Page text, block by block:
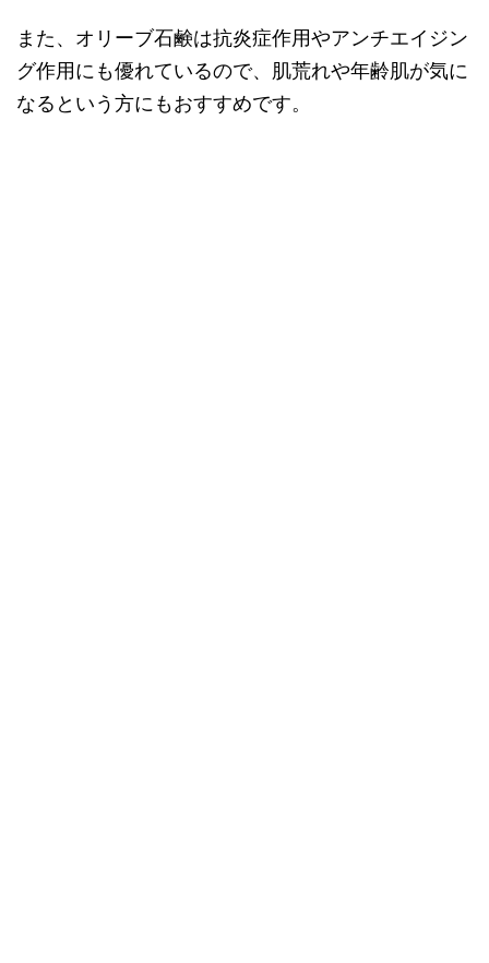
また、オリーブ石鹸は抗炎症作用やアンチエイジン
グ作用にも優れているので、肌荒れや年齢肌が気に
なるという方にもおすすめです。